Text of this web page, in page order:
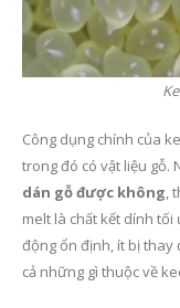
Công dụng chính của
trong đó có vật liệu gỗ.
dán gỗ được không,
melt là chất kết dính tối
động ổn định, ít bị thay
cả những gì thuộc về